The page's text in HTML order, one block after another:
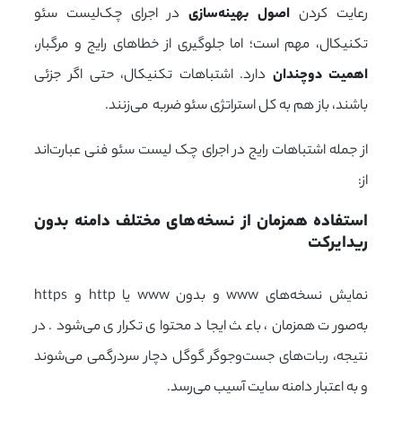
رعایت کردناصول بهینه‌سازی در اجرای چک‌لیست سئو
تکنیکال، مهم است؛ اما جلوگیری از خطاهای رایج و مرگبار،
اهمیت دوچنداندارد. اشتباهات تکنیکال، حتی اگر جزئی
باشند، باز هم به کل استراتژی سئو ضربه می‌زنند.
از جمله اشتباهات رایج در اجرای چک لیست سئو فنی عبارت‌اند
از:
استفاده همزمان از نسخه‌های مختلف دامنه بدون
ریدایرکت
نمایش نسخه‌های www و بدون www یا http و https
به‌صورت همزمان، باعث ایجاد محتوای تکراری می‌شود. در
نتیجه، ربات‌های جست‌وجوگر گوگل دچار سردرگمی می‌شوند
و به اعتبار دامنه سایت آسیب می‌رسد.